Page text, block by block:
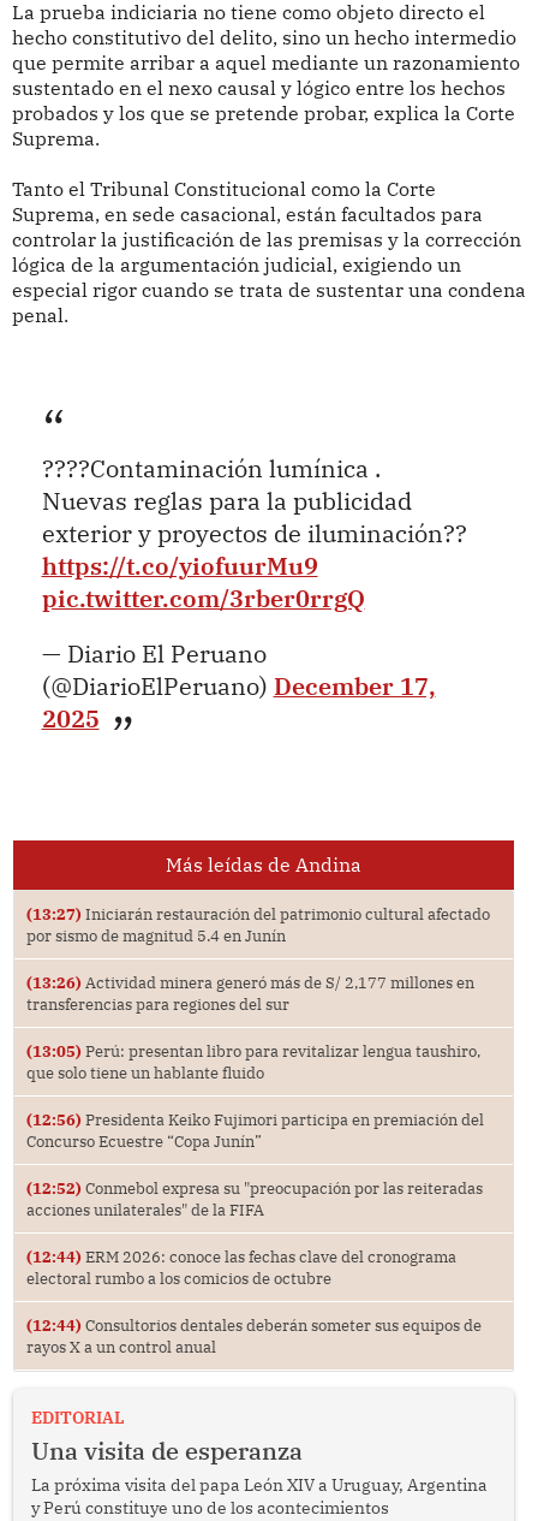
La prueba indiciaria no tiene como objeto directo el
hecho constitutivo del delito, sino un hecho intermedio
que permite arribar a aquel mediante un razonamiento
sustentado en el nexo causal y lógico entre los hechos
probados y los que se pretende probar, explica la Corte
Suprema.
Tanto el Tribunal Constitucional como la Corte
Suprema, en sede casacional, están facultados para
controlar la justificación de las premisas y la corrección
lógica de la argumentación judicial, exigiendo un
especial rigor cuando se trata de sustentar una condena
penal.
????Contaminación lumínica .
Nuevas reglas para la publicidad
exterior y proyectos de iluminación??
https://t.co/yiofuurMu9
pic.twitter.com/3rber0rrgQ
— Diario El Peruano
(@DiarioElPeruano) December 17,
2025
Más leídas de Andina
(13:27) Iniciarán restauración del patrimonio cultural afectado
por sismo de magnitud 5.4 en Junín
(13:26) Actividad minera generó más de S/ 2,177 millones en
transferencias para regiones del sur
(13:05) Perú: presentan libro para revitalizar lengua taushiro,
que solo tiene un hablante fluido
(12:56) Presidenta Keiko Fujimori participa en premiación del
Concurso Ecuestre “Copa Junín”
(12:52) Conmebol expresa su "preocupación por las reiteradas
acciones unilaterales" de la FIFA
(12:44) ERM 2026: conoce las fechas clave del cronograma
electoral rumbo a los comicios de octubre
(12:44) Consultorios dentales deberán someter sus equipos de
rayos X a un control anual
EDITORIAL
Una visita de esperanza
La próxima visita del papa León XIV a Uruguay, Argentina
y Perú constituye uno de los acontecimientos